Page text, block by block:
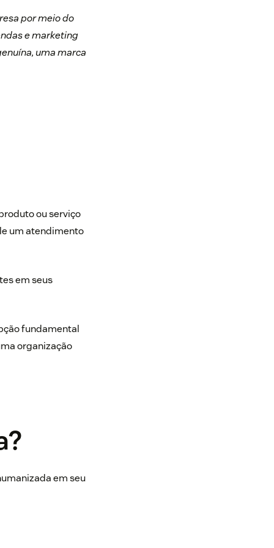
por meio do
e marketing
uma marca
ou serviço
um atendimento
em seus
fundamental
organização
em seu